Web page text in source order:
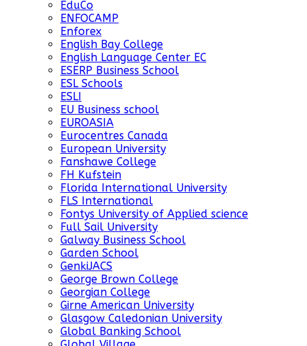
EduCo
ENFOCAMP
Enforex
English Bay College
English Language Center EC
ESERP Business School
ESL Schools
ESLI
EU Business school
EUROASIA
Eurocentres Canada
European University
Fanshawe College
FH Kufstein
Florida International University
FLS International
Fontys University of Applied science
Full Sail University
Galway Business School
Garden School
GenkiJACS
George Brown College
Georgian College
Girne American University
Glasgow Caledonian University
Global Banking School